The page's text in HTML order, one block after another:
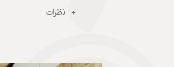
نظرات